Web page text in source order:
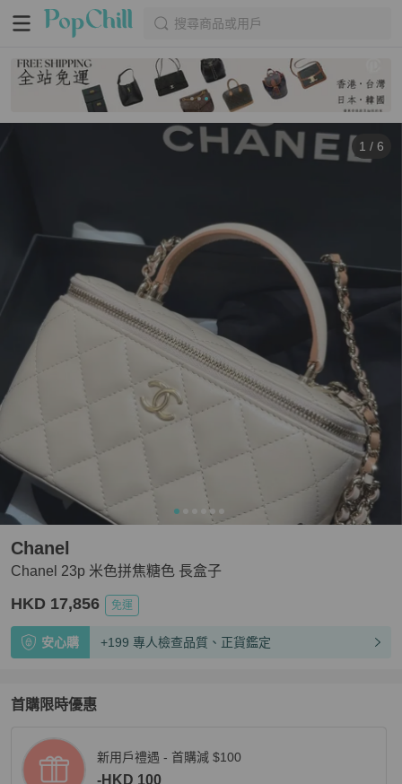
搜尋商品或用戶
1 / 6
Chanel 23p 米色拼焦糖色 長盒子
Chanel
HKD 17,856 免運
安心購 +199 專人檢查品質、正貨鑑定
首購限時優惠
新用戶禮遇 - 首購減 $100
-HKD 100